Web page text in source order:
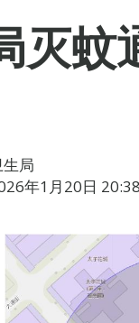
灭蚊
局
年1月20日 20:38